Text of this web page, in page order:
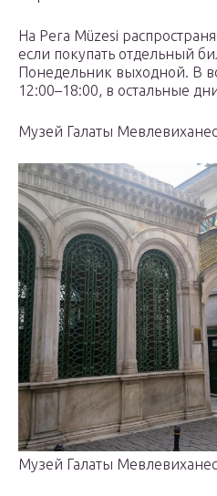
На Pera Müzesi
если покупать отдельный
Понедельник выходной. В
12:00–18:00, в остальные
Музей Галаты
Музей Галаты